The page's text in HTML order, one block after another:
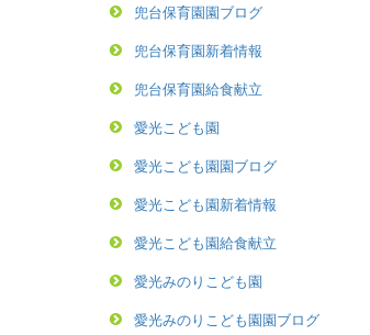
兜台保育園園ブログ
兜台保育園新着情報
兜台保育園給食献立
愛光こども園
愛光こども園園ブログ
愛光こども園新着情報
愛光こども園給食献立
愛光みのりこども園
愛光みのりこども園園ブログ